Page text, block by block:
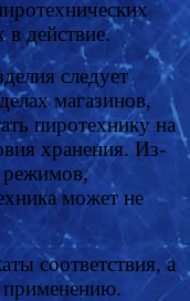
в действие.
следует
магазинов,
пиротехнику на
хранения. Из-
режимов,
может не
соответствия, а
применению.